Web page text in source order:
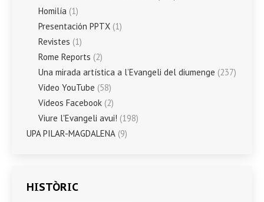
Homilía (1)
Presentación PPTX (1)
Revistes (1)
Rome Reports (2)
Una mirada artística a l’Evangeli del diumenge (237)
Vídeo YouTube (58)
Vídeos Facebook (2)
Viure l'Evangeli avui! (198)
UPA PILAR-MAGDALENA (9)
HISTÒRIC